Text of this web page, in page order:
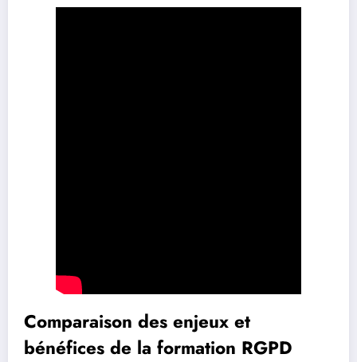
Comparaison des enjeux et
bénéfices de la formation RGPD